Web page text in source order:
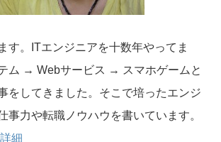
す。ITエンジニアを十数年やってま
ム → Webサービス → スマホゲームと
をしてきました。そこで培ったエンジ
事力や転職ノウハウを書いています。
細